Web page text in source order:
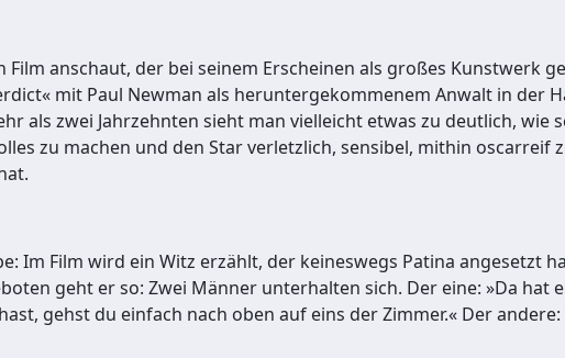
Film anschaut, der bei seinem Erscheinen als großes Kunstwerk
mit Paul Newman als heruntergekommenem Anwalt in der
als zwei Jahrzehnten sieht man vielleicht etwas zu deutlich, wie
zu machen und den Star verletzlich, sensibel, mithin oscarreif
Im Film wird ein Witz erzählt, der keineswegs Patina angesetzt
geht er so: Zwei Männer unter­halten sich. Der eine: »Da hat
gehst du einfach nach oben auf eins der Zimmer.« Der